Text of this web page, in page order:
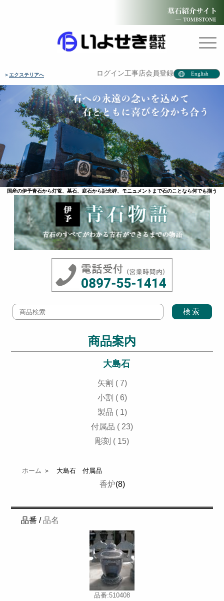
＞ エクステリア ログイン工事店会員登録 English
国産の伊予青石から灯篭、墓石、庭石から記念碑、モニュメントまで石のことなら何でも揃う
商品案内
大島石
矢割 ( 7)
小割 ( 6)
製品 ( 1)
付属品 ( 23)
彫刻 ( 15)
ホーム ＞ 大島石 付属品
香炉(8)
品番 /品名
品番:510408